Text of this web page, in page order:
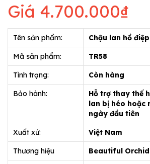
Giá 4.700.000₫
Tên sản phẩm: Chậu lan hồ
Mã sản phẩm: TR58
Tình trạng: Còn hàng
Bảo hành:
Hỗ trợ thay thế
lan bị héo hoặc
ngày đầu tiên
Xuất xứ: Việt Nam
Thương hiệu Beautiful